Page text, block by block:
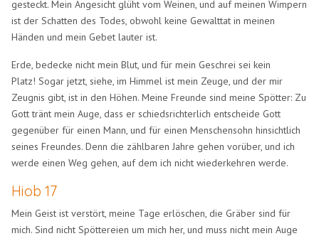
gesteckt. Mein Angesicht glüht vom Weinen, und auf meinen Wimpern
ist der Schatten des Todes, obwohl keine Gewalttat in meinen
Händen und mein Gebet lauter ist.
Erde, bedecke nicht mein Blut, und für mein Geschrei sei kein
Platz! Sogar jetzt, siehe, im Himmel ist mein Zeuge, und der mir
Zeugnis gibt, ist in den Höhen. Meine Freunde sind meine Spötter: Zu
Gott tränt mein Auge, dass er schiedsrichterlich entscheide Gott
gegenüber für einen Mann, und für einen Menschensohn hinsichtlich
seines Freundes. Denn die zählbaren Jahre gehen vorüber, und ich
werde einen Weg gehen, auf dem ich nicht wiederkehren werde.
Hiob 17
Mein Geist ist verstört, meine Tage erlöschen, die Gräber sind für
mich. Sind nicht Spöttereien um mich her, und muss nicht mein Auge